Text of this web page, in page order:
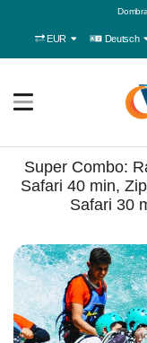
EUR Deutsch
Super Combo:
Safari 40 min,
Safari 30